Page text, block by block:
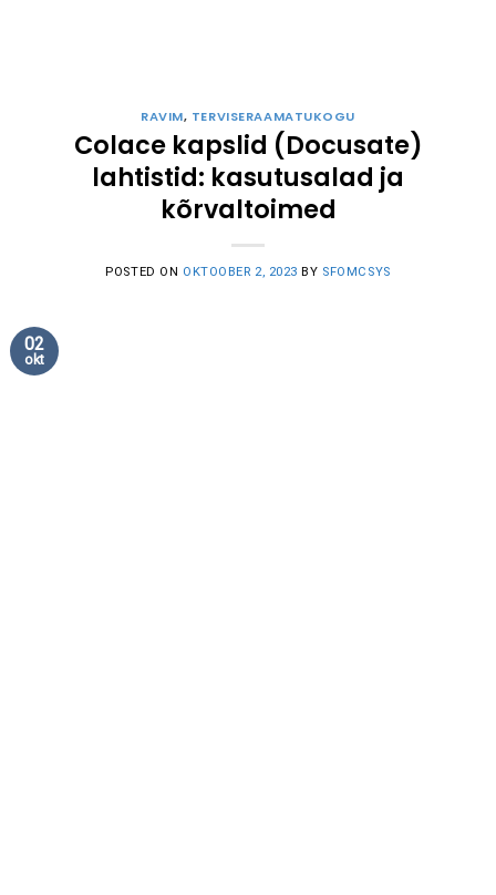
RAVIM, TERVISERAAMATUKOGU
Colace kapslid (Docusate)
lahtistid: kasutusalad ja
kõrvaltoimed
POSTED ON OKTOOBER 2, 2023 BY SFOMCSYS
02
okt